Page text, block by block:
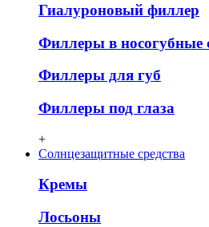
Гиалуроновый филлер
Филлеры в носогубные
Филлеры для губ
Филлеры под глаза
+
Солнцезащитные средства
Кремы
Лосьоны